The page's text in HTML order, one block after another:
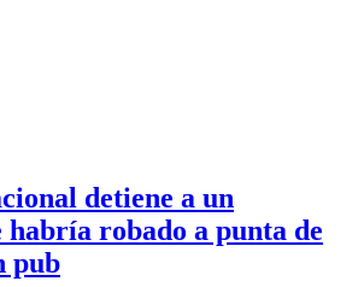
detiene a un
robado a punta de
pub